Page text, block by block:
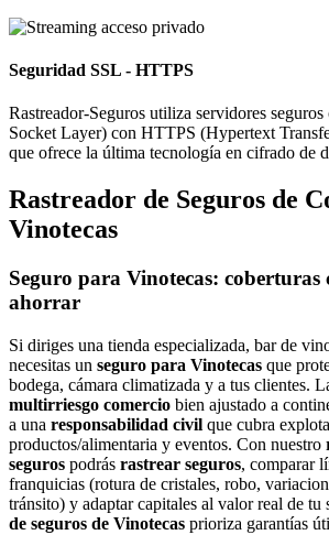
Seguridad SSL - HTTPS
Rastreador-Seguros utiliza servidores
Socket Layer) con HTTPS (Hypertext
que ofrece la última tecnología en cifrado de
Rastreador de Seguros de
Vinotecas
Seguro para Vinotecas: coberturas
ahorrar
Si diriges una tienda especializada, bar de
necesitas un seguro para Vinotecas que
bodega, cámara climatizada y a tus clientes.
multirriesgo comercio bien ajustado a
a una responsabilidad civil que cubra
productos/alimentaria y eventos. Con nuestro
seguros podrás rastrear seguros, comparar
franquicias (rotura de cristales, robo,
tránsito) y adaptar capitales al valor real de tu
de seguros de Vinotecas prioriza garantías